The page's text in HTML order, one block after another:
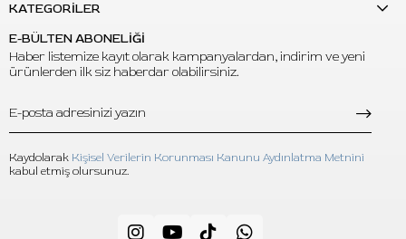
KATEGORİLER
E-BÜLTEN ABONELİĞİ
Haber listemize kayıt olarak kampanyalardan, indirim ve yeni
ürünlerden ilk siz haberdar olabilirsiniz.
Kaydolarak Kişisel Verilerin Korunması Kanunu Aydınlatma Metnini
kabul etmiş olursunuz.